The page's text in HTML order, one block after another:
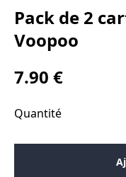
Pack de 2
Voopoo
7.90 €
Quantité